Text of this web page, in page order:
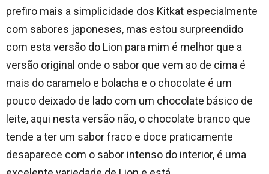
prefiro mais a simplicidade dos Kitkat especialmente
com sabores japoneses, mas estou surpreendido
com esta versão do Lion para mim é melhor que a
versão original onde o sabor que vem ao de cima é
mais do caramelo e bolacha e o chocolate é um
pouco deixado de lado com um chocolate básico de
leite, aqui nesta versão não, o chocolate branco que
tende a ter um sabor fraco e doce praticamente
desaparece com o sabor intenso do interior, é uma